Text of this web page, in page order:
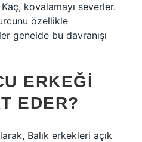
kovalamayı severler.
özellikle
genelde bu davranışı
ERKEĞI
EDER?
Balık erkekleri açık